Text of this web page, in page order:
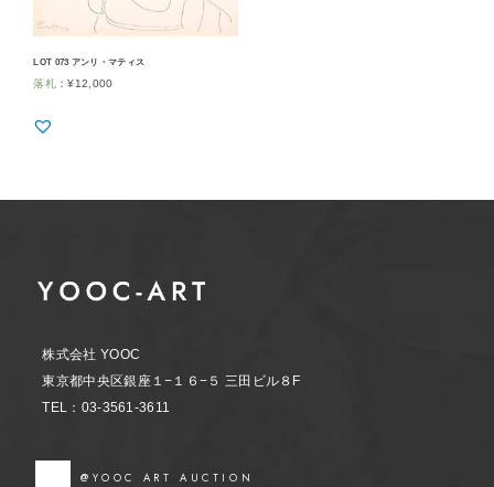
LOT 073 アンリ・マティス
落札 ：¥12,000
株式会社 YOOC
東京都中央区銀座１−１６−５ 三田ビル８F
TEL：03-3561-3611
@YOOC ART AUCTION